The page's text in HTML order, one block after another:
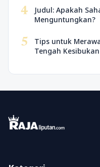
4
Judul: Apakah
Menguntungkan?
5
Tips untuk
Tengah